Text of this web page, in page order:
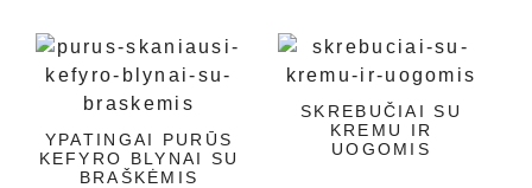
YPATINGAI PURŪS
KEFYRO BLYNAI SU
BRAŠKĖMIS
SKREBUČIAI SU
KREMU IR
UOGOMIS